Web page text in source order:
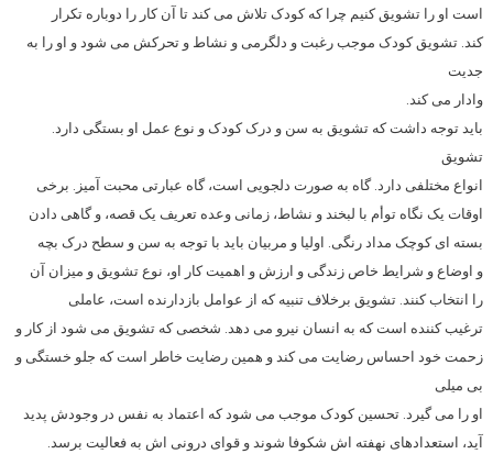
است او را تشویق کنیم چرا که کودک تلاش می کند تا آن کار را دوباره تکرار
کند. تشویق کودک موجب رغبت و دلگرمی و نشاط و تحرکش می شود و او را به
جدیت
وادار می کند.
باید توجه داشت که تشویق به سن و درک کودک و نوع عمل او بستگی دارد.
تشویق
انواع مختلفی دارد. گاه به صورت دلجویی است، گاه عبارتی محبت آمیز. برخی
اوقات یک نگاه توأم با لبخند و نشاط، زمانی وعده تعریف یک قصه، و گاهی دادن
بسته ای کوچک مداد رنگی. اولیا و مربیان باید با توجه به سن و سطح درک بچه
و اوضاع و شرایط خاص زندگی و ارزش و اهمیت کار او، نوع تشویق و میزان آن
را انتخاب کنند. تشویق برخلاف تنبیه که از عوامل بازدارنده است، عاملی
ترغیب کننده است که به انسان نیرو می دهد. شخصی که تشویق می شود از کار و
زحمت خود احساس رضایت می کند و همین رضایت خاطر است که جلو خستگی و
بی میلی
او را می گیرد. تحسین کودک موجب می شود که اعتماد به نفس در وجودش پدید
آید، استعدادهای نهفته اش شکوفا شوند و قوای درونی اش به فعالیت برسد.